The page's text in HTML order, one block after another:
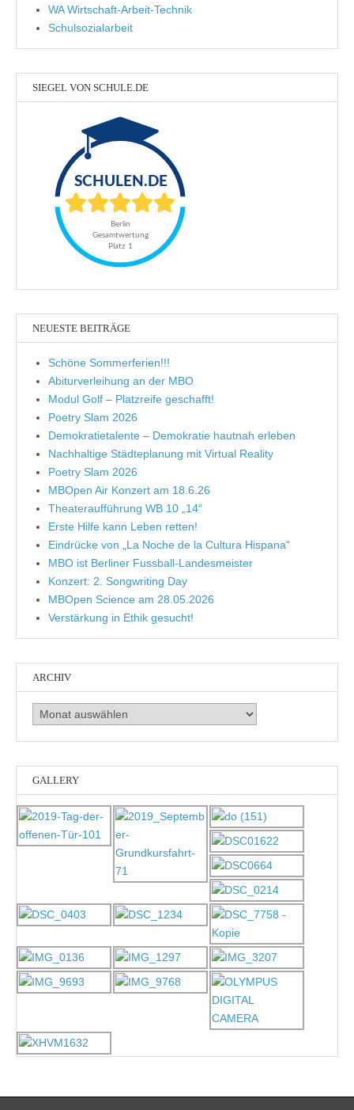
WA Wirtschaft-Arbeit-Technik
Schulsozialarbeit
SIEGEL VON SCHULE.DE
NEUESTE BEITRÄGE
Schöne Sommerferien!!!
Abiturverleihung an der MBO
Modul Golf – Platzreife geschafft!
Poetry Slam 2026
Demokratietalente – Demokratie hautnah erleben
Nachhaltige Städteplanung mit Virtual Reality
Poetry Slam 2026
MBOpen Air Konzert am 18.6.26
Theateraufführung WB 10 „14“
Erste Hilfe kann Leben retten!
Eindrücke von „La Noche de la Cultura Hispana“
MBO ist Berliner Fussball-Landesmeister
Konzert: 2. Songwriting Day
MBOpen Science am 28.05.2026
Verstärkung in Ethik gesucht!
ARCHIV
Archiv
GALLERY